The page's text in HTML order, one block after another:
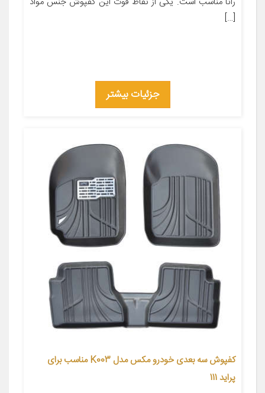
[…]
جزئیات بیشتر
کفپوش سه بعدی خودرو مکس مدل K003 مناسب برای
پراید 111